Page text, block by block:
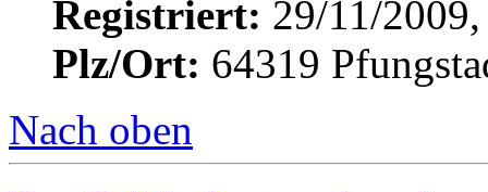
Registriert: 29/11/
Plz/Ort: 64319
Nach oben